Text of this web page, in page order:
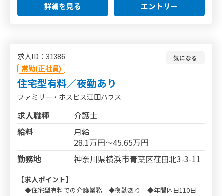
詳細を見る エントリー
求人ID：31386
常勤(正社員)
気になる
住宅型有料／夜勤あり
ファミリー・ホスピス江田ハウス
求人職種
介護士
給料
月給
28.1万円～45.65万円
勤務地
神奈川県横浜市青葉区荏田北3-3-11
【求人ポイント】
◆住宅型有料での介護業務 ◆夜勤あり ◆年間休日110日